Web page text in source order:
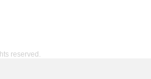
reserved.